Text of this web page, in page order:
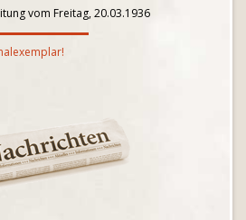
vom Freitag, 20.03.1936